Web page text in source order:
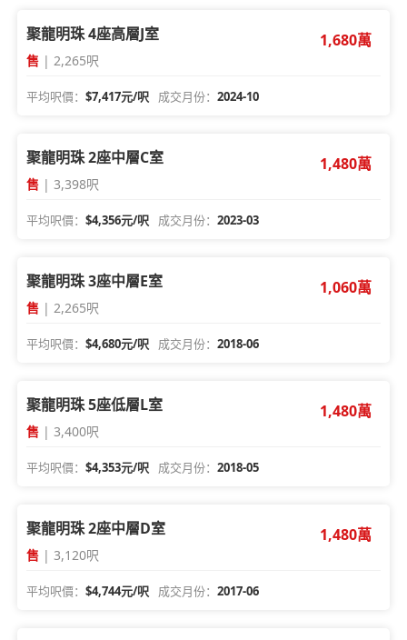
聚龍明珠 4座高層J室
售 | 2,265呎
1,680萬
平均呎價：$7,417元/呎 成交月份：2024-10
聚龍明珠 2座中層C室
售 | 3,398呎
1,480萬
平均呎價：$4,356元/呎 成交月份：2023-03
聚龍明珠 3座中層E室
售 | 2,265呎
1,060萬
平均呎價：$4,680元/呎 成交月份：2018-06
聚龍明珠 5座低層L室
售 | 3,400呎
1,480萬
平均呎價：$4,353元/呎 成交月份：2018-05
聚龍明珠 2座中層D室
售 | 3,120呎
1,480萬
平均呎價：$4,744元/呎 成交月份：2017-06